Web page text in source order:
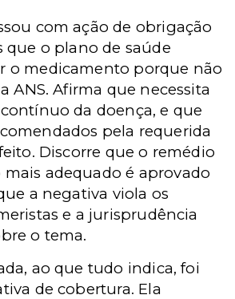
com ação de obrigação
que o plano de saúde
o medicamento porque não
ANS. Afirma que necessita
da doença, e que
pela requerida
Discorre que o remédio
adequado é aprovado
a negativa viola os
e a jurisprudência
o tema.
ao que tudo indica, foi
de cobertura. Ela